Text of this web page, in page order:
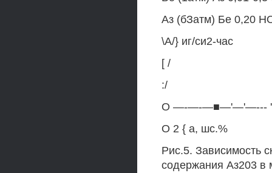
Аз (бЗатм) Бе 0,20
\А/} иг/си2-час
[ /
:/
О —-—-—■—'—'—--- '
О 2 { а, шс.%
Рис.5. Зависимость
содержания Аз203 в